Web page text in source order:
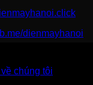
dienmayhanoi
chúng tôi